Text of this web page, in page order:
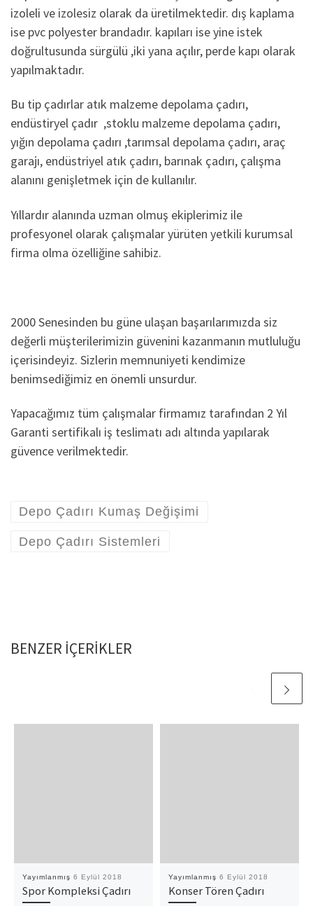
izoleli ve izolesiz olarak da üretilmektedir. dış kaplama
ise pvc polyester brandadır. kapıları ise yine istek
doğrultusunda sürgülü ,iki yana açılır, perde kapı olarak
yapılmaktadır.
Bu tip çadırlar atık malzeme depolama çadırı,
endüstiryel çadır ,stoklu malzeme depolama çadırı,
yığın depolama çadırı ,tarımsal depolama çadırı, araç
garajı, endüstriyel atık çadırı, barınak çadırı, çalışma
alanını genişletmek için de kullanılır.
Yıllardır alanında uzman olmuş ekiplerimiz ile
profesyonel olarak çalışmalar yürüten yetkili kurumsal
firma olma özelliğine sahibiz.
2000 Senesinden bu güne ulaşan başarılarımızda siz
değerli müşterilerimizin güvenini kazanmanın mutluluğu
içerisindeyiz. Sizlerin memnuniyeti kendimize
benimsediğimiz en önemli unsurdur.
Yapacağımız tüm çalışmalar firmamız tarafından 2 Yıl
Garanti sertifikalı iş teslimatı adı altında yapılarak
güvence verilmektedir.
Depo Çadırı Kumaş Değişimi
Depo Çadırı Sistemleri
BENZER IÇERIKLER
Yayımlanmış 6 Eylül 2018
Spor Kompleksi Çadırı
Yayımlanmış 6 Eylül 2018
Konser Tören Çadırı